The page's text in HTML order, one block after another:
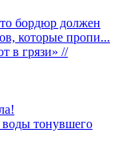
бордюр должен
которые пропи...
в грязи» //
воды тонувшего